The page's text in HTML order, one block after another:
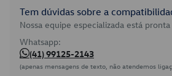
Tem dúvidas sobre a
Nossa equipe especializada está
Whatsapp:
(41) 99125-2143
(apenas mensagens de texto, não atendemos